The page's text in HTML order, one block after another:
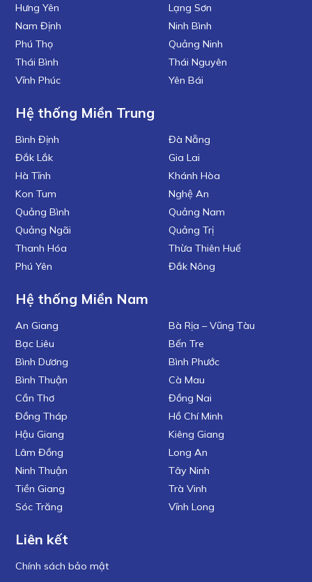
Hưng Yên
Nam Định
Phú Thọ
Thái Bình
Vĩnh Phúc
Lạng Sơn
Ninh Bình
Quảng Ninh
Thái Nguyên
Yên Bái
Hệ thống Miền Trung
Bình Định
Đắk Lắk
Hà Tĩnh
Kon Tum
Quảng Bình
Quảng Ngãi
Thanh Hóa
Phú Yên
Đà Nẵng
Gia Lai
Khánh Hòa
Nghệ An
Quảng Nam
Quảng Trị
Thừa Thiên Huế
Đắk Nông
Hệ thống Miền Nam
An Giang
Bạc Liêu
Bình Dương
Bình Thuận
Cần Thơ
Đồng Tháp
Hậu Giang
Lâm Đồng
Ninh Thuận
Tiền Giang
Sóc Trăng
Bà Rịa – Vũng Tàu
Bến Tre
Bình Phước
Cà Mau
Đồng Nai
Hồ Chí Minh
Kiêng Giang
Long An
Tây Ninh
Trà Vinh
Vĩnh Long
Liên kết
Chính sách bảo mật